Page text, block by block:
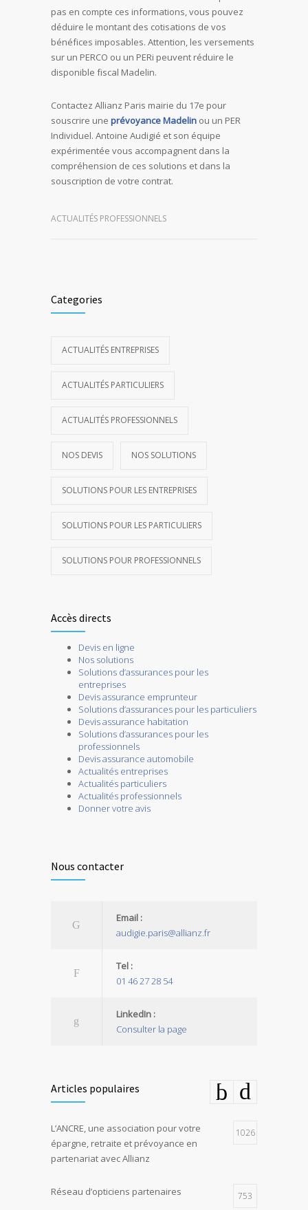
pas en compte ces informations, vous pouvez
déduire le montant des cotisations de vos
bénéfices imposables. Attention, les versements
sur un PERCO ou un PERi peuvent réduire le
disponible fiscal Madelin.
Contactez Allianz Paris mairie du 17e pour
souscrire une prévoyance Madelin ou un PER
Individuel. Antoine Audigié et son équipe
expérimentée vous accompagnent dans la
compréhension de ces solutions et dans la
souscription de votre contrat.
ACTUALITÉS PROFESSIONNELS
Categories
ACTUALITÉS ENTREPRISES
ACTUALITÉS PARTICULIERS
ACTUALITÉS PROFESSIONNELS
NOS DEVIS NOS SOLUTIONS
SOLUTIONS POUR LES ENTREPRISES
SOLUTIONS POUR LES PARTICULIERS
SOLUTIONS POUR PROFESSIONNELS
Accès directs
Devis en ligne
Nos solutions
Solutions d’assurances pour les
entreprises
Devis assurance emprunteur
Solutions d’assurances pour les particuliers
Devis assurance habitation
Solutions d’assurances pour les
professionnels
Devis assurance automobile
Actualités entreprises
Actualités particuliers
Actualités professionnels
Donner votre avis
Nous contacter
Email :
audigie.paris@allianz.fr
Tel :
01 46 27 28 54
LinkedIn :
Consulter la page
Articles populaires
L’ANCRE, une association pour votre
épargne, retraite et prévoyance en
partenariat avec Allianz
1026
Réseau d’opticiens partenaires 753